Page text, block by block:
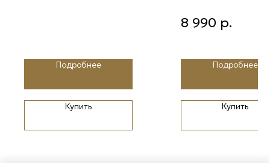
Подробнее
Купить
160х200х30см (3308
8 990 р.
Подробнее
Купить